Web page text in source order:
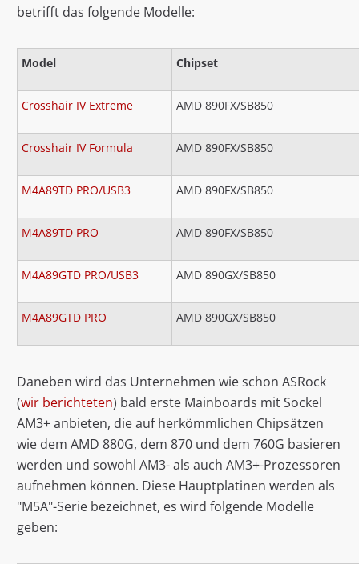
betrifft das folgende Modelle:
Model Chipset
Crosshair IV Extreme AMD 890FX/SB850
Crosshair IV Formula AMD 890FX/SB850
M4A89TD PRO/USB3 AMD 890FX/SB850
M4A89TD PRO AMD 890FX/SB850
M4A89GTD PRO/USB3 AMD 890GX/SB850
M4A89GTD PRO AMD 890GX/SB850
Daneben wird das Unternehmen wie schon ASRock
(wir berichteten) bald erste Mainboards mit Sockel
AM3+ anbieten, die auf herkömmlichen Chipsätzen
wie dem AMD 880G, dem 870 und dem 760G basieren
werden und sowohl AM3- als auch AM3+-Prozessoren
aufnehmen können. Diese Hauptplatinen werden als
"M5A"-Serie bezeichnet, es wird folgende Modelle
geben: